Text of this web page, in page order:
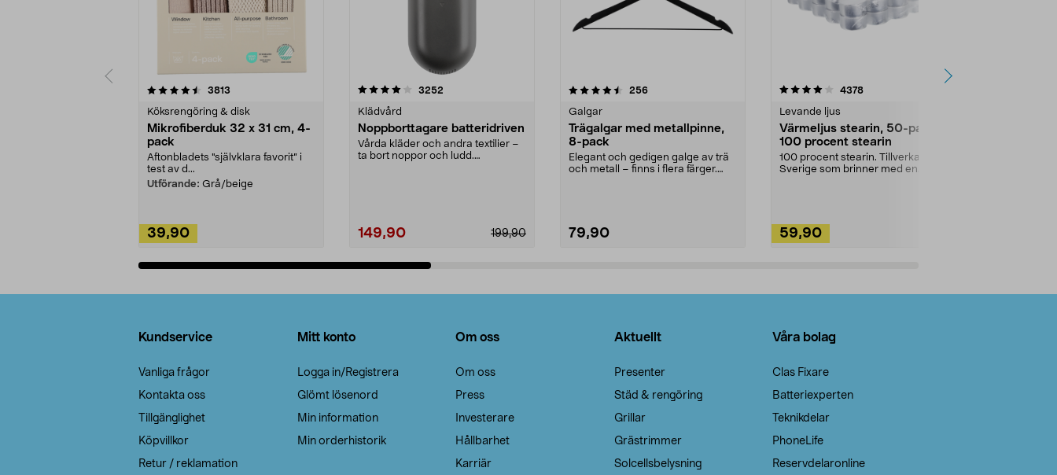
3813
Köksrengöring & disk
Mikrofiberduk 32 x 31 cm, 4-
pack
Aftonbladets "självklara favorit” i
test av d...
Utförande: Grå/beige
39,90
4.0av 5 stjärnor 3252
Klädvård
Noppborttagare batteridriven
Vårda kläder och andra textilier –
ta bort noppor och ludd.
199,90
149,90
4.5av 5 stjärnor 256recensioner
Galgar
Trägalgar med metallpinne,
8-pack
Elegant och gedigen galge av trä
och metall – finns i flera färger.
79,90
4.0av 5 stjärnor 4378recensioner
Levande ljus
Värmeljus stearin, 50-pack,
100 procent stearin
100 procent stearin. Tillverkade i
Sverige som brinner med en
59,90
4.5av 5 stjärnor
Kundservice
Vanliga frågor
Kontakta oss
Tillgänglighet
Köpvillkor
Retur / reklamation
Mitt konto
Logga in/Registrera
Glömt lösenord
Min information
Min orderhistorik
Om oss
Om oss
Press
Investerare
Hållbarhet
Karriär
Aktuellt
Presenter
Städ & rengöring
Grillar
Grästrimmer
Solcellsbelysning
Våra bolag
Clas Fixare
Batteriexperten
Teknikdelar
PhoneLife
Reservdelaronline